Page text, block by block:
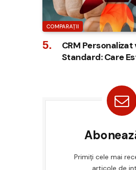
COMPARAȚII
CRM Personalizat
Standard: Care
Primiți cele mai
articole de